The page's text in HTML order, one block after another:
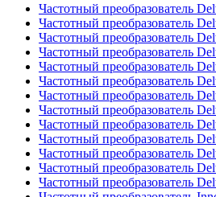
Частотный преобразователь
Частотный преобразователь
Частотный преобразователь
Частотный преобразователь
Частотный преобразователь
Частотный преобразователь
Частотный преобразователь
Частотный преобразователь
Частотный преобразователь
Частотный преобразователь
Частотный преобразователь
Частотный преобразователь
Частотный преобразователь